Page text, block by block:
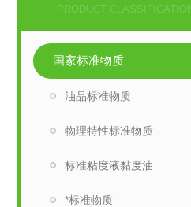
PRODUCT
国家标准物质
油品标准物质
物理特性标准物质
标准粘度液黏度油
*标准物质